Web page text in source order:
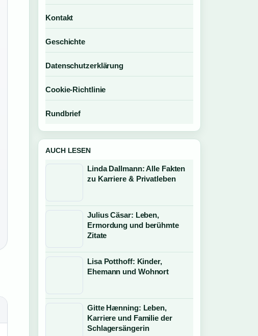
Kontakt
Geschichte
Datenschutzerklärung
Cookie-Richtlinie
Rundbrief
AUCH LESEN
Linda Dallmann: Alle Fakten
zu Karriere & Privatleben
Julius Cäsar: Leben,
Ermordung und berühmte
Zitate
Lisa Potthoff: Kinder,
Ehemann und Wohnort
Gitte Hænning: Leben,
Karriere und Familie der
Schlagersängerin